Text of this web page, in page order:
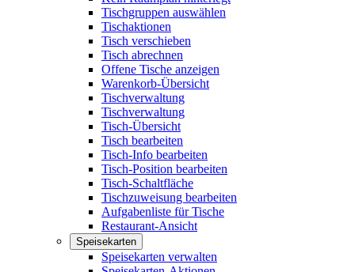
Tischgruppen auswählen
Tischaktionen
Tisch verschieben
Tisch abrechnen
Offene Tische anzeigen
Warenkorb-Übersicht
Tischverwaltung
Tischverwaltung
Tisch-Übersicht
Tisch bearbeiten
Tisch-Info bearbeiten
Tisch-Position bearbeiten
Tisch-Schaltfläche
Tischzuweisung bearbeiten
Aufgabenliste für Tische
Restaurant-Ansicht
Speisekarten
Speisekarten verwalten